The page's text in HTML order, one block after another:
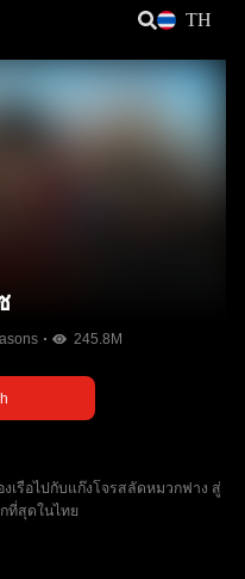
TH
245.8M
รือไปกับแก๊งโจรสลัดหมวกฟาง สู่
ที่สุดในไทย